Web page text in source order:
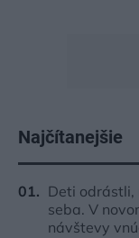
Najčítanejšie
Deti odrástli,
seba. V
návštevy